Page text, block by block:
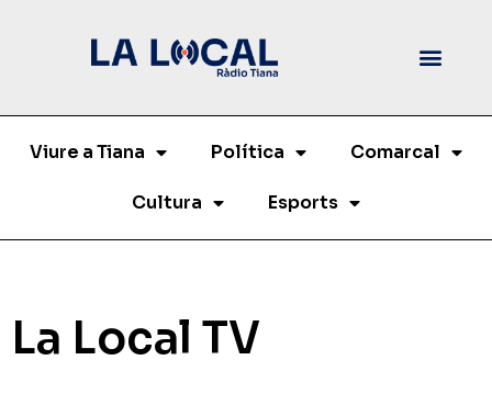
Viure a Tiana Política Comarcal
Cultura Esports
La Local TV